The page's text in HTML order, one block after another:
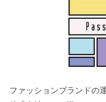
ファッションブランドの